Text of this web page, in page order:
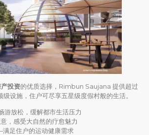
投资的优质选择，Rimbun Saujana 提供超过
级设施，住户可尽享五星级度假村般的生活。
放松，缓解都市生活压力
，感受大自然的疗愈魅力
足住户的运动健康需求